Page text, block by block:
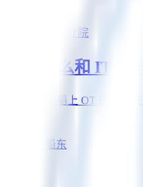
设计院
全为什么和 IT 不
可用——船上 OT 的优先级
船厂 / 船东
查